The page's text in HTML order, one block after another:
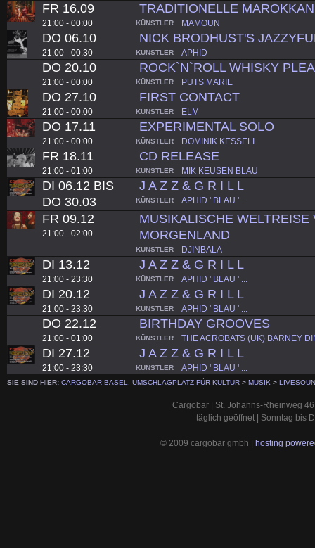
FR 16.09
21:00 - 00:00
TRADITIONELLE
KÜNSTLER MAMOUN
DO 06.10
21:00 - 00:30
NICK BRODHUST'S
KÜNSTLER APHID
DO 20.10
21:00 - 00:00
ROCK`N`ROLL WHISKY
KÜNSTLER PUTS MARIE
DO 27.10
21:00 - 00:00
FIRST CONTACT
KÜNSTLER ELM
DO 17.11
21:00 - 00:00
EXPERIMENTAL SOLO
KÜNSTLER DOMINIK KESSELI
FR 18.11
21:00 - 01:00
CD RELEASE
KÜNSTLER MIK KEUSEN BLAU
DI 06.12 BIS
DO 30.03
J A Z Z & G R I L L
KÜNSTLER APHID ' BLAU ' ...
FR 09.12
21:00 - 02:00
MUSIKALISCHE
MORGENLAND
KÜNSTLER DJINBALA
DI 13.12
21:00 - 23:30
J A Z Z & G R I L L
KÜNSTLER APHID ' BLAU ' ...
DI 20.12
21:00 - 23:30
J A Z Z & G R I L L
KÜNSTLER APHID ' BLAU ' ...
DO 22.12
21:00 - 01:00
BIRTHDAY GROOVES
KÜNSTLER THE ACROBATS (UK) BARNEY
DI 27.12
21:00 - 23:30
J A Z Z & G R I L L
KÜNSTLER APHID ' BLAU ' ...
SIE SIND HIER: CARGOBAR BASEL, UMSCHLAGPLATZ FÜR KULTUR > MUSIK >
Cargobar | St. Johanns-Rheinweg
täglich geöffnet | Sonntag bis
© 2009 cargobar gmbh | hosting